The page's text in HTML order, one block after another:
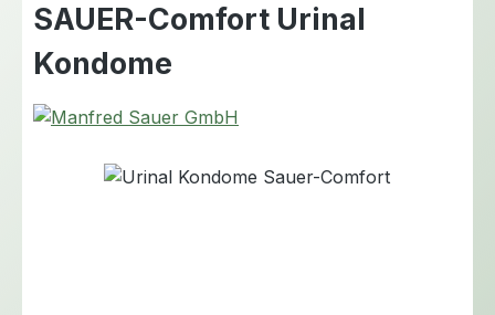
SAUER-Comfort Urinal
Kondome
Bildergalerie überspringen